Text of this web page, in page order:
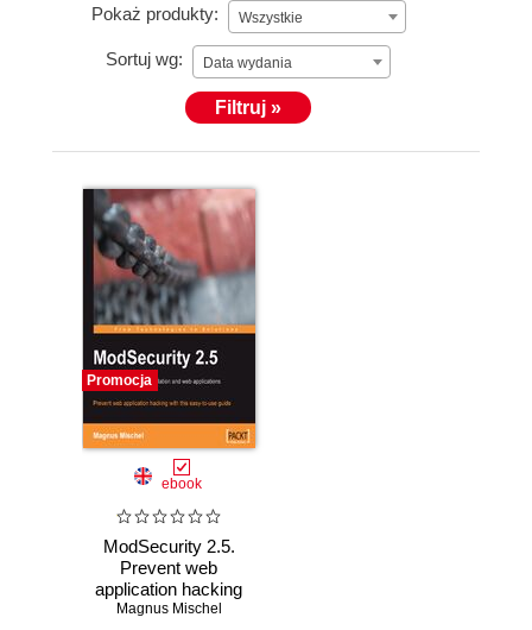
Pokaż produkty: Wszystkie
Sortuj wg: Data wydania
Filtruj »
Promocja
ebook
ModSecurity 2.5.
Prevent web
application hacking
with this easy to
Magnus Mischel